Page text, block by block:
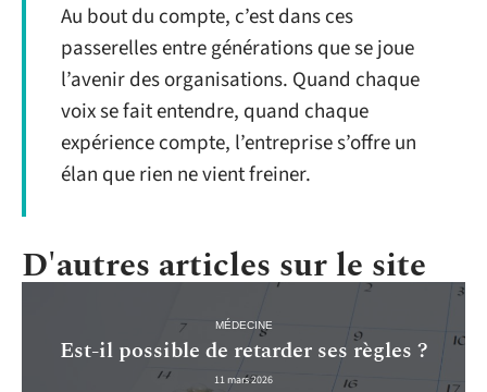
Au bout du compte, c’est dans ces
passerelles entre générations que se joue
l’avenir des organisations. Quand chaque
voix se fait entendre, quand chaque
expérience compte, l’entreprise s’offre un
élan que rien ne vient freiner.
D'autres articles sur le site
MÉDECINE
Est-il possible de retarder ses règles ?
11 mars 2026